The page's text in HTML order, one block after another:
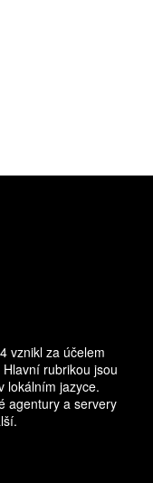
vznikl za účelem
rubrikou jsou
lokálním jazyce.
agentury a servery